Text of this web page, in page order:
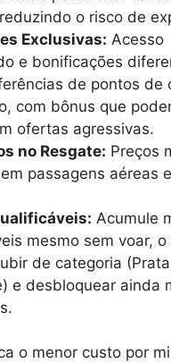
o risco de
Exclusivas: Acesso
e bonificações
de pontos de
com bônus que
ofertas agressivas.
no Resgate: Preços
passagens aéreas
Acumule
mesmo sem voar, o
de categoria
e desbloquear ainda
o menor custo por